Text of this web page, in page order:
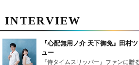
INTERVIEW
『心配無用ノ介 天下御免』田村
ュー